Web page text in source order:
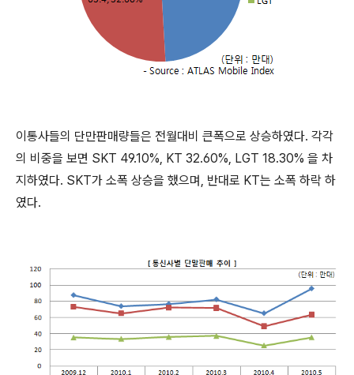
이통사들의 단만판매량들은 전월대비 큰폭으로 상승하였다. 각각
의 비중을 보면 SKT 49.10%, KT 32.60%, LGT 18.30% 을 차
지하였다. SKT가 소폭 상승을 했으며, 반대로 KT는 소폭 하락 하
였다.